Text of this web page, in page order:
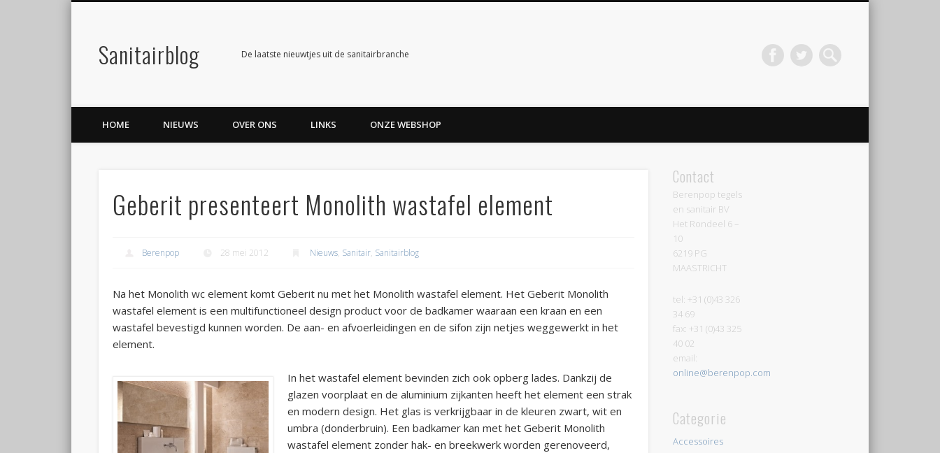
Sanitairblog De laatste nieuwtjes uit de sanitairbranche
FacebookTwitter
HOME NIEUWS OVER ONS LINKS ONZE WEBSHOP
Geberit presenteert Monolith wastafel element
Berenpop 28 mei 2012 Nieuws, Sanitair, Sanitairblog
Na het Monolith wc element komt Geberit nu met het Monolith wastafel element. Het Geberit Monolith
wastafel element is een multifunctioneel design product voor de badkamer waaraan een kraan en een
wastafel bevestigd kunnen worden. De aan- en afvoerleidingen en de sifon zijn netjes weggewerkt in het
element.
In het wastafel element bevinden zich ook opberg lades. Dankzij de
glazen voorplaat en de aluminium zijkanten heeft het element een strak
en modern design. Het glas is verkrijgbaar in de kleuren zwart, wit en
umbra (donderbruin). Een badkamer kan met het Geberit Monolith
wastafel element zonder hak- en breekwerk worden gerenoveerd,
Contact
Berenpop tegels
en sanitair BV
Het Rondeel 6 –
10
6219 PG
MAASTRICHT
tel: +31 (0)43 326
34 69
fax: +31 (0)43 325
40 02
email:
online@berenpop.com
Categorie
Accessoires